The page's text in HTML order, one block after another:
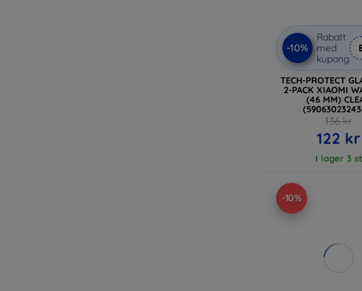
-10%
Rabatt
med
kupong
TECH-PROTECT
2-PACK XIAOMI
(46 MM)
136 kr
122 kr
I lager 3 st
-10%